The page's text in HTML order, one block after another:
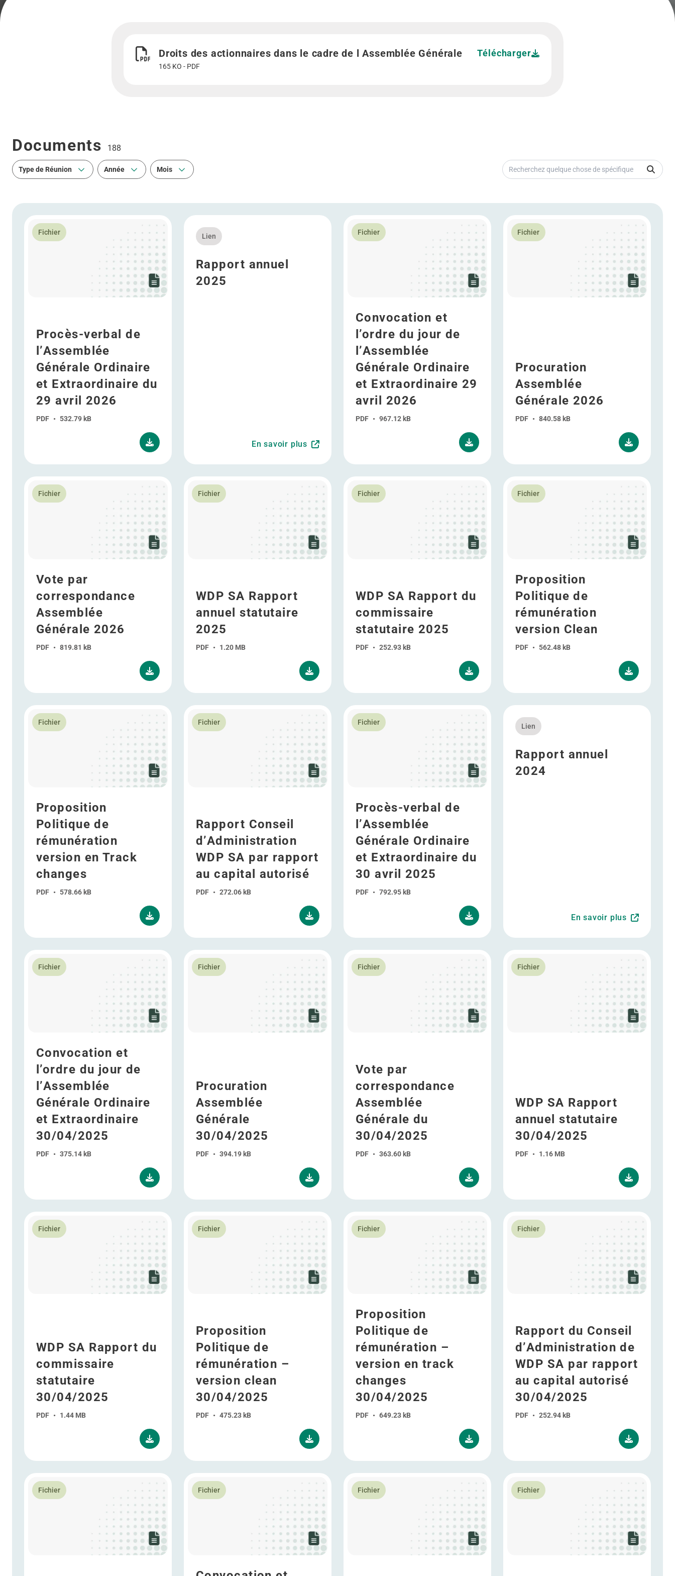
Droits des actionnaires dans le cadre de l Assemblée Générale
165 KO - PDF
Télécharger
Documents 188
Type de Réunion
Type de Réunion Année
Année Mois
Mois Recherchez quelque chose de spécifique
Fichier
Procès-verbal de
l’Assemblée
Générale Ordinaire
et Extraordinaire du
29 avril 2026
PDF • 532.79 kB
En savoir plus Procès-verbal de l’Assemblée Générale Ordinaire et Extraordinaire du 29 avril 2026
Lien
Rapport annuel
2025
En savoir plus
En savoir plus Rapport annuel 2025
Fichier
Convocation et
l’ordre du jour de
l’Assemblée
Générale Ordinaire
et Extraordinaire 29
avril 2026
PDF • 967.12 kB
En savoir plus Convocation et l’ordre du jour de l’Assemblée Générale Ordinaire et
Fichier
Procuration
Assemblée
Générale 2026
PDF • 840.58 kB
En savoir plus Procuration Assemblée
Fichier
Vote par
correspondance
Assemblée
Générale 2026
PDF • 819.81 kB
En savoir plus Vote par correspondance Assemblée Générale 2026
Fichier
WDP SA Rapport
annuel statutaire
2025
PDF • 1.20 MB
En savoir plus WDP SA Rapport annuel statutaire 2025
Fichier
WDP SA Rapport du
commissaire
statutaire 2025
PDF • 252.93 kB
En savoir plus WDP SA Rapport du commissaire statutaire 2025
Fichier
Proposition
Politique de
rémunération
version Clean
PDF • 562.48 kB
En savoir plus Proposition Politique de
Fichier
Proposition
Politique de
rémunération
version en Track
changes
PDF • 578.66 kB
En savoir plus Proposition Politique de rémunération version en Track changes
Fichier
Rapport Conseil
d’Administration
WDP SA par rapport
au capital autorisé
PDF • 272.06 kB
En savoir plus Rapport Conseil d’Administration WDP SA par rapport au capital autorisé
Fichier
Procès-verbal de
l’Assemblée
Générale Ordinaire
et Extraordinaire du
30 avril 2025
PDF • 792.95 kB
En savoir plus Procès-verbal de l’Assemblée Générale Ordinaire et Extraordinaire du 30
Lien
Rapport annuel
2024
En savoir plus
En savoir plus Rapport annuel 2024
Fichier
Convocation et
l’ordre du jour de
l’Assemblée
Générale Ordinaire
et Extraordinaire
30/04/2025
PDF • 375.14 kB
En savoir plus Convocation et l’ordre du jour de l’Assemblée Générale Ordinaire et Extraordinaire 30/04/2025
Fichier
Procuration
Assemblée
Générale
30/04/2025
PDF • 394.19 kB
En savoir plus Procuration Assemblée Générale 30/04/2025
Fichier
Vote par
correspondance
Assemblée
Générale du
30/04/2025
PDF • 363.60 kB
En savoir plus Vote par correspondance Assemblée Générale du 30/04/2025
Fichier
WDP SA Rapport
annuel statutaire
30/04/2025
PDF • 1.16 MB
En savoir plus WDP SA Rapport annuel
Fichier
WDP SA Rapport du
commissaire
statutaire
30/04/2025
PDF • 1.44 MB
En savoir plus WDP SA Rapport du commissaire statutaire 30/04/2025
Fichier
Proposition
Politique de
rémunération –
version clean
30/04/2025
PDF • 475.23 kB
En savoir plus Proposition Politique de rémunération – version clean 30/04/2025
Fichier
Proposition
Politique de
rémunération –
version en track
changes
30/04/2025
PDF • 649.23 kB
En savoir plus Proposition Politique de rémunération – version en track changes 30/
Fichier
Rapport du Conseil
d’Administration de
WDP SA par rapport
au capital autorisé
30/04/2025
PDF • 252.94 kB
En savoir plus Rapport du Conseil
Fichier
En savoir plus Procès-verbal de l'Assemblée Générale Ordinaire et Extraordinaire du 24 avril 2024
Fichier
En savoir plus Convocation et l’ordre du jour de l’Assemblée Générale Ordinaire et Extraordinaire - 24/04/2024
Fichier
En savoir plus Questions écrites suite à l’Assemblée Générale - 24/04/2024
Fichier
En savoir plus Procuration Assemblée